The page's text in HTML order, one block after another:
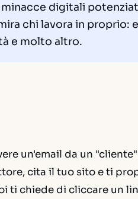
digitali
chi lavora in
e molto altro.
un'email da un
cita il tuo sito e ti
ti chiede di cliccare un